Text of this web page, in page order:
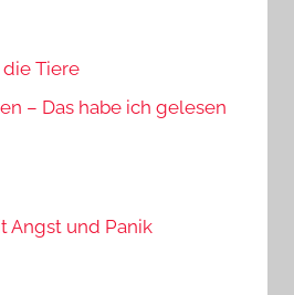
Tiere
– Das habe ich gelesen
Angst und Panik